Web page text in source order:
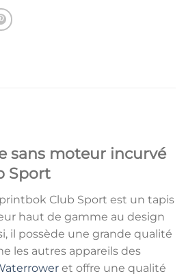
sans moteur incurvé
Sport
Club Sport est un tapis
haut de gamme au design
il possède une grande qualité
les autres appareils des
et offre une qualité